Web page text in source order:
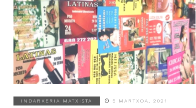
INDARKERIA MATXISTA 5 MARTXOA, 2021